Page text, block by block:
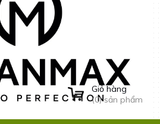
Giỏ hàng
(0) sản phẩm